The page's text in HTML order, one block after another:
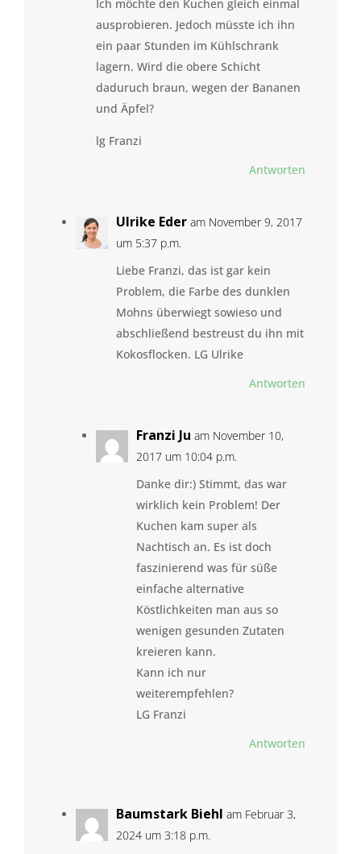
Ich möchte den Kuchen gleich einmal
ausprobieren. Jedoch müsste ich ihn
ein paar Stunden im Kühlschrank
lagern. Wird die obere Schicht
daduruch braun, wegen der Bananen
und Äpfel?
lg Franzi
Antworten
Ulrike Eder am November 9, 2017
um 5:37 p.m.
Liebe Franzi, das ist gar kein
Problem, die Farbe des dunklen
Mohns überwiegt sowieso und
abschließend bestreust du ihn mit
Kokosflocken. LG Ulrike
Antworten
Franzi Ju am November 10,
2017 um 10:04 p.m.
Danke dir:) Stimmt, das war
wirklich kein Problem! Der
Kuchen kam super als
Nachtisch an. Es ist doch
faszinierend was für süße
einfache alternative
Köstlichkeiten man aus so
wenigen gesunden Zutaten
kreieren kann.
Kann ich nur
weiterempfehlen?
LG Franzi
Antworten
Baumstark Biehl am Februar 3,
2024 um 3:18 p.m.